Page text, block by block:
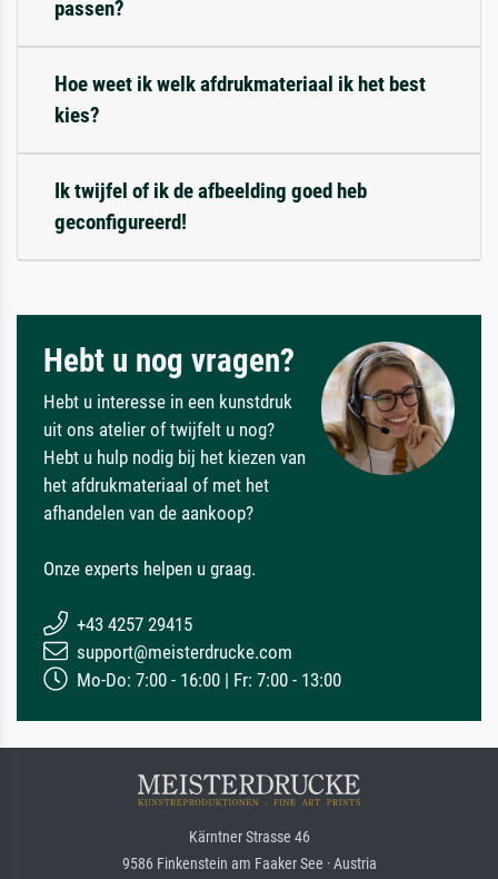
passen?
Hoe weet ik welk afdrukmateriaal ik het best
kies?
Ik twijfel of ik de afbeelding goed heb
geconfigureerd!
Hebt u nog vragen?
Hebt u interesse in een kunstdruk
uit ons atelier of twijfelt u nog?
Hebt u hulp nodig bij het kiezen van
het afdrukmateriaal of met het
afhandelen van de aankoop?
Onze experts helpen u graag.
+43 4257 29415
support@meisterdrucke.com
Mo-Do: 7:00 - 16:00 | Fr: 7:00 - 13:00
Kärntner Strasse 46
9586 Finkenstein am Faaker See · Austria